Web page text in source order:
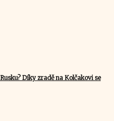
Díky zradě na Kolčakovi se